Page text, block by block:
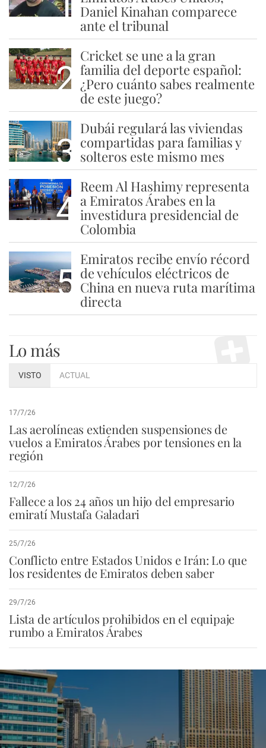
Daniel Kinahan comparece
ante el tribunal
2
Cricket se une a la gran
familia del deporte español:
¿Pero cuánto sabes realmente
de este juego?
3
Dubái regulará las viviendas
compartidas para familias y
solteros este mismo mes
4
Reem Al Hashimy representa
a Emiratos Árabes en la
investidura presidencial de
Colombia
5
Emiratos recibe envío récord
de vehículos eléctricos de
China en nueva ruta marítima
directa
Lo más
VISTO ACTUAL
17/7/26
Las aerolíneas extienden suspensiones de
vuelos a Emiratos Árabes por tensiones en la
región
12/7/26
Fallece a los 24 años un hijo del empresario
emiratí Mustafa Galadari
25/7/26
Conflicto entre Estados Unidos e Irán: Lo que
los residentes de Emiratos deben saber
29/7/26
Lista de artículos prohibidos en el equipaje
rumbo a Emiratos Árabes